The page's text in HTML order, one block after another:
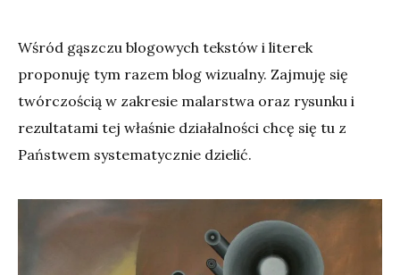
Wśród gąszczu blogowych tekstów i literek
proponuję tym razem blog wizualny. Zajmuję się
twórczością w zakresie malarstwa oraz rysunku i
rezultatami tej właśnie działalności chcę się tu z
Państwem systematycznie dzielić.